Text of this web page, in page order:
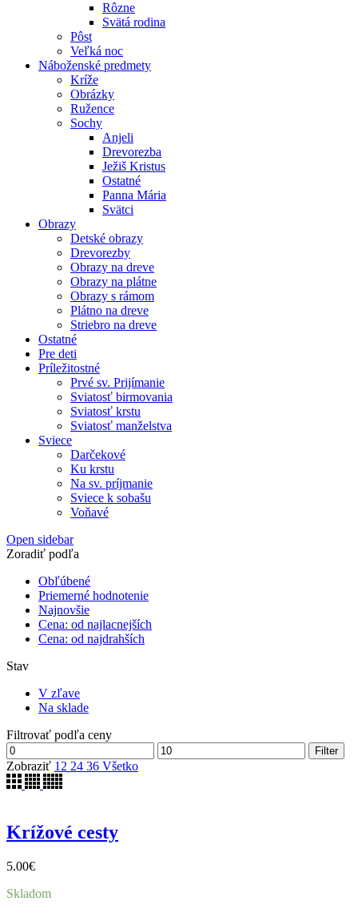
Rôzne
Svätá rodina
Pôst
Veľká noc
Náboženské predmety
Kríže
Obrázky
Ružence
Sochy
Anjeli
Drevorezba
Ježiš Kristus
Ostatné
Panna Mária
Svätci
Obrazy
Detské obrazy
Drevorezby
Obrazy na dreve
Obrazy na plátne
Obrazy s rámom
Plátno na dreve
Striebro na dreve
Ostatné
Pre deti
Príležitostné
Prvé sv. Prijímanie
Sviatosť birmovania
Sviatosť krstu
Sviatosť manželstva
Sviece
Darčekové
Ku krstu
Na sv. príjmanie
Sviece k sobašu
Voňavé
Open sidebar
Zoradiť podľa
Obľúbené
Priemerné hodnotenie
Najnovšie
Cena: od najlacnejších
Cena: od najdrahších
Stav
V zľave
Na sklade
Filtrovať podľa ceny
Minimálna
cena
Maximálna
cena
Filter
Zobraziť 12 24 36 Všetko
Krížové cesty
5.00€
Skladom